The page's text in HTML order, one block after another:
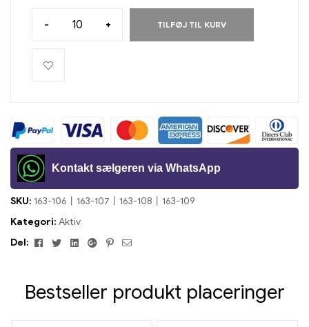
- + TILFØJ TIL KURV
Kontakt sælgeren via WhatsApp
SKU: 163-106丨163-107丨163-108丨163-109
Kategori: Aktiv
Del:
FacebookTwitterLinkedinGoogle+Pinterest
E-
Bestseller produkt placeringer